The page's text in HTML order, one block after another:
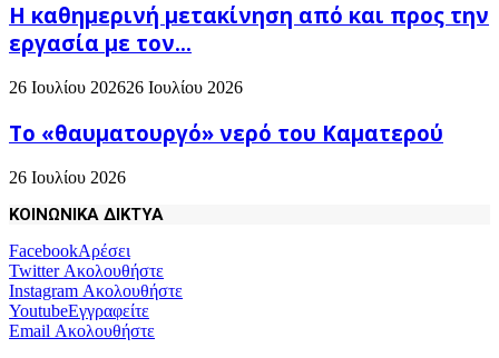
H καθημερινή μετακίνηση από και προς την
εργασία με τον...
26 Ιουλίου 202626 Ιουλίου 2026
Το «θαυματουργό» νερό του Καματερού
26 Ιουλίου 2026
ΚΟΙΝΩΝΙΚΑ ΔΙΚΤΥΑ
FacebookΑρέσει
TwitterΑκολουθήστε
Instagram Ακολουθήστε
YoutubeΕγγραφείτε
Email Ακολουθήστε